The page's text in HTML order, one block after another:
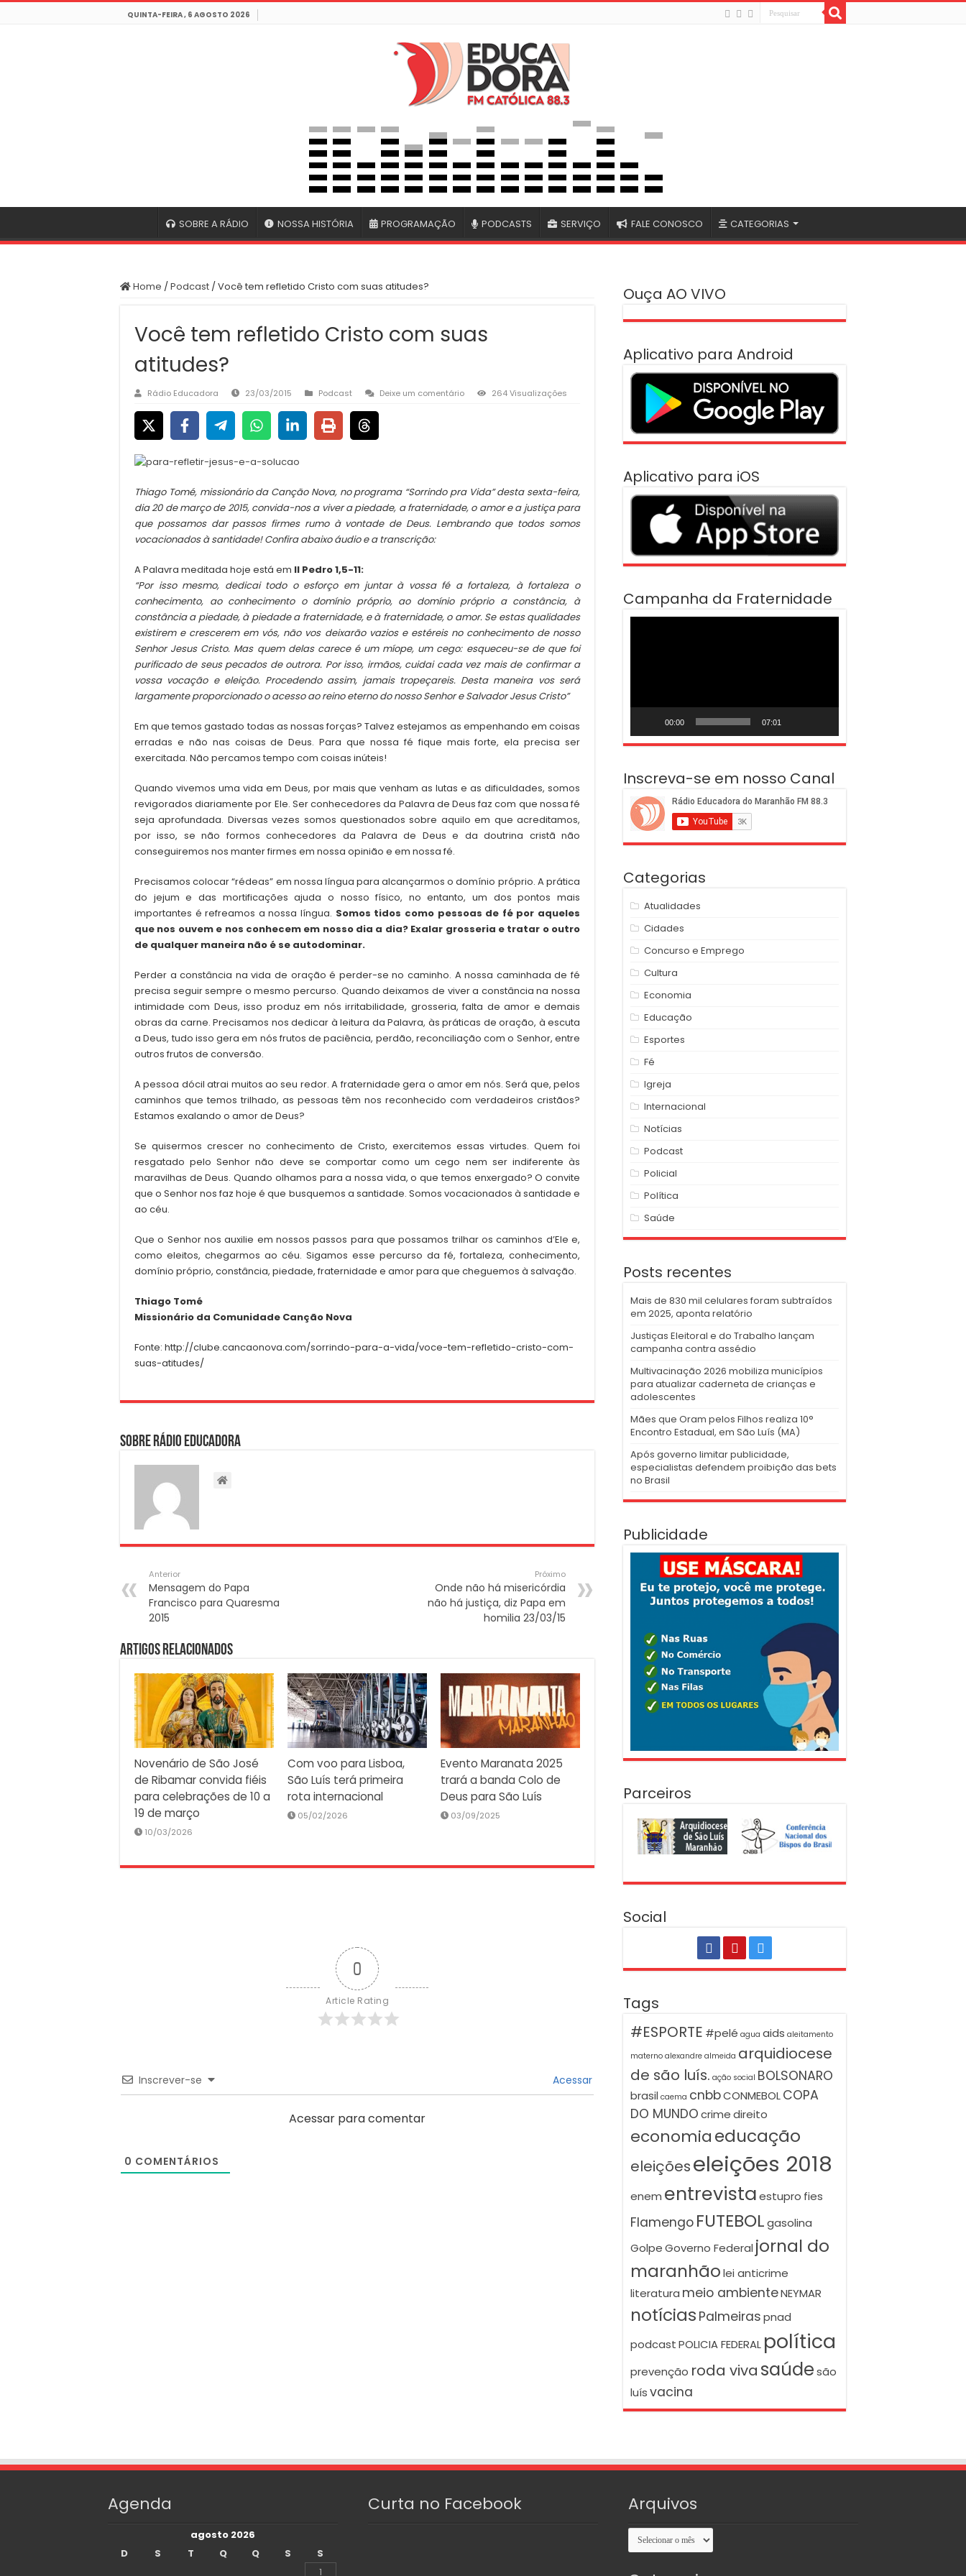
QUINTA-FEIRA , 6 AGOSTO 2026
SOBRE A RÁDIO NOSSA HISTÓRIA PROGRAMAÇÃO PODCASTS SERVIÇO FALE CONOSCO CATEGORIAS
Home /Podcast /Você tem refletido Cristo com suas atitudes?
Você tem refletido Cristo com suas
atitudes?
Rádio Educadora 23/03/2015 Podcast Deixe um comentário 264 Visualizações
Thiago Tomé, missionário da Canção Nova, no programa “Sorrindo pra Vida” desta sexta-feira,
dia 20 de março de 2015, convida-nos a viver a piedade, a fraternidade, o amor e a justiça para
que possamos dar passos firmes rumo à vontade de Deus. Lembrando que todos somos
vocacionados à santidade! Confira abaixo áudio e a transcrição:
A Palavra meditada hoje está em II Pedro 1,5-11:
“Por isso mesmo, dedicai todo o esforço em juntar à vossa fé a fortaleza, à fortaleza o
conhecimento, ao conhecimento o domínio próprio, ao domínio próprio a constância, à
constância a piedade, à piedade a fraternidade, e à fraternidade, o amor. Se estas qualidades
existirem e crescerem em vós, não vos deixarão vazios e estéreis no conhecimento de nosso
Senhor Jesus Cristo. Mas quem delas carece é um míope, um cego: esqueceu-se de que foi
purificado de seus pecados de outrora. Por isso, irmãos, cuidai cada vez mais de confirmar a
vossa vocação e eleição. Procedendo assim, jamais tropeçareis. Desta maneira vos será
largamente proporcionado o acesso ao reino eterno do nosso Senhor e Salvador Jesus Cristo”
Em que temos gastado todas as nossas forças? Talvez estejamos as empenhando em coisas
erradas e não nas coisas de Deus. Para que nossa fé fique mais forte, ela precisa ser
exercitada. Não percamos tempo com coisas inúteis!
Quando vivemos uma vida em Deus, por mais que venham as lutas e as dificuldades, somos
revigorados diariamente por Ele. Ser conhecedores da Palavra de Deus faz com que nossa fé
seja aprofundada. Diversas vezes somos questionados sobre aquilo em que acreditamos,
por isso, se não formos conhecedores da Palavra de Deus e da doutrina cristã não
conseguiremos nos manter firmes em nossa opinião e em nossa fé.
Precisamos colocar “rédeas” em nossa língua para alcançarmos o domínio próprio. A prática
do jejum e das mortificações ajuda o nosso físico, no entanto, um dos pontos mais
importantes é refreamos a nossa língua. Somos tidos como pessoas de fé por aqueles
que nos ouvem e nos conhecem em nosso dia a dia? Exalar grosseria e tratar o outro
de qualquer maneira não é se autodominar.
Perder a constância na vida de oração é perder-se no caminho. A nossa caminhada de fé
precisa seguir sempre o mesmo percurso. Quando deixamos de viver a constância na nossa
intimidade com Deus, isso produz em nós irritabilidade, grosseria, falta de amor e demais
obras da carne. Precisamos nos dedicar à leitura da Palavra, às práticas de oração, à escuta
a Deus, tudo isso gera em nós frutos de paciência, perdão, reconciliação com o Senhor, entre
outros frutos de conversão.
A pessoa dócil atrai muitos ao seu redor. A fraternidade gera o amor em nós. Será que, pelos
caminhos que temos trilhado, as pessoas têm nos reconhecido com verdadeiros cristãos?
Estamos exalando o amor de Deus?
Se quisermos crescer no conhecimento de Cristo, exercitemos essas virtudes. Quem foi
resgatado pelo Senhor não deve se comportar como um cego nem ser indiferente às
maravilhas de Deus. Quando olhamos para a nossa vida, o que temos enxergado? O convite
que o Senhor nos faz hoje é que busquemos a santidade. Somos vocacionados à santidade e
ao céu.
Que o Senhor nos auxilie em nossos passos para que possamos trilhar os caminhos d’Ele e,
como eleitos, chegarmos ao céu. Sigamos esse percurso da fé, fortaleza, conhecimento,
domínio próprio, constância, piedade, fraternidade e amor para que cheguemos à salvação.
Thiago Tomé
Missionário da Comunidade Canção Nova
Fonte: http://clube.cancaonova.com/sorrindo-para-a-vida/voce-tem-refletido-cristo-com-
suas-atitudes/
Sobre Rádio Educadora
Anterior
Mensagem do Papa
Francisco para Quaresma
2015
Próximo
Onde não há misericórdia
não há justiça, diz Papa em
homilia 23/03/15
Artigos Relacionados
Novenário de São José
de Ribamar convida fiéis
para celebrações de 10 a
19 de março
10/03/2026
Com voo para Lisboa,
São Luís terá primeira
rota internacional
05/02/2026
Evento Maranata 2025
trará a banda Colo de
Deus para São Luís
03/09/2025
0
Article Rating
Inscrever-se Acessar
Acessar para comentar
0 COMENTÁRIOS
Ouça AO VIVO
Aplicativo para Android
Aplicativo para iOS
Campanha da Fraternidade
00:00 07:01
Inscreva-se em nosso Canal
Categorias
Atualidades
Cidades
Concurso e Emprego
Cultura
Economia
Educação
Esportes
Fé
Igreja
Internacional
Notícias
Podcast
Policial
Política
Saúde
Posts recentes
Mais de 830 mil celulares foram subtraídos
em 2025, aponta relatório
Justiças Eleitoral e do Trabalho lançam
campanha contra assédio
Multivacinação 2026 mobiliza municípios
para atualizar caderneta de crianças e
adolescentes
Mães que Oram pelos Filhos realiza 10°
Encontro Estadual, em São Luís (MA)
Após governo limitar publicidade,
especialistas defendem proibição das bets
no Brasil
Publicidade
Parceiros
Social
Tags
#ESPORTE #pelé agua aids aleitamento
materno alexandre almeida arquidiocese
de são luís. ação social BOLSONARO
brasil caema cnbbCONMEBOLCOPA
DO MUNDOcrimedireito
economiaeducação
eleiçõeseleições 2018
enem entrevistaestupro fies
Flamengo FUTEBOLgasolina
GolpeGoverno Federal jornal do
maranhãolei anticrime
literatura meio ambienteNEYMAR
notícias Palmeiraspnad
podcastPOLICIA FEDERAL política
prevenção roda viva saúdesão
luísvacina
Agenda
agosto 2026
D
S T Q Q S
S
1
Curta no Facebook Arquivos
Arquivos